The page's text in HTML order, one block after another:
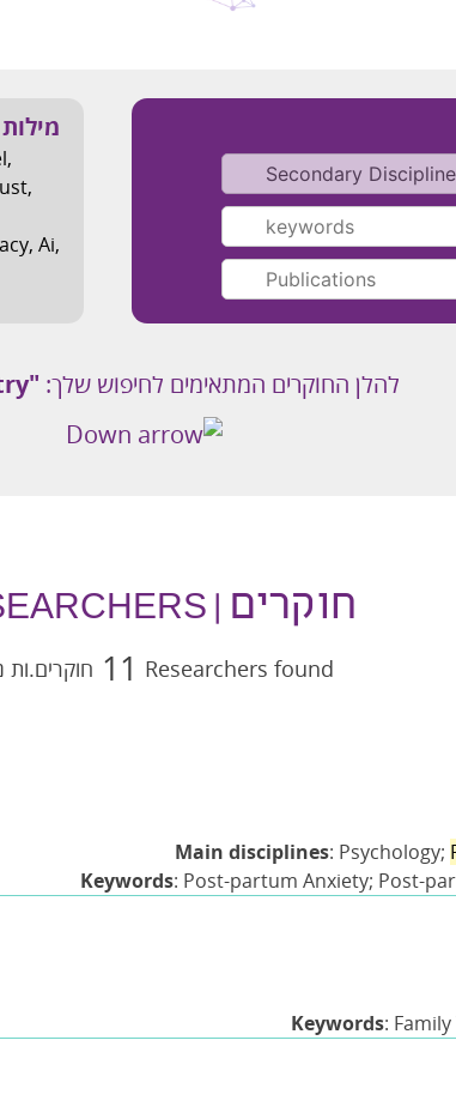
,
,
, Ai,
להלן החוקרים המתאימים לחיפוש שלך: "
חוקרים
Researchers found
11 חוקרים.ות
Main disciplines: Psychology;
Keywords: Post-partum Anxiety; Post-
Keywords: